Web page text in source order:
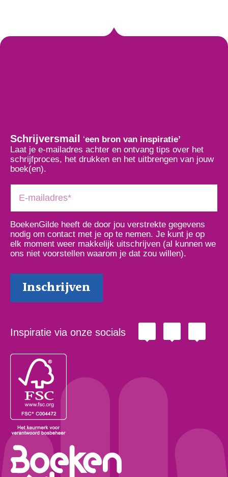
Schrijversmail ‘een bron van inspiratie’
Laat je e-mailadres achter en ontvang tips over het
schrijfproces, het drukken en het uitbrengen van jouw
boek(en).
BoekenGilde heeft de door jou verstrekte gegevens
nodig om contact met je op te nemen. Je kunt je op
elk moment weer makkelijk uitschrijven (al kunnen we
ons niet voorstellen waarom je dat zou willen).
Inspiratie via onze socials